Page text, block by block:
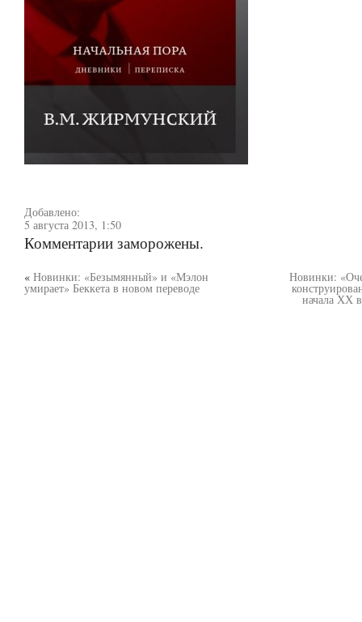
Добавлено:
5 августа 2013, 1:50
Комментарии заморожены.
« Новинки: «Безымянный» и «Мэлон
умирает» Беккета в новом переводе
Новинки:
начала ХХ